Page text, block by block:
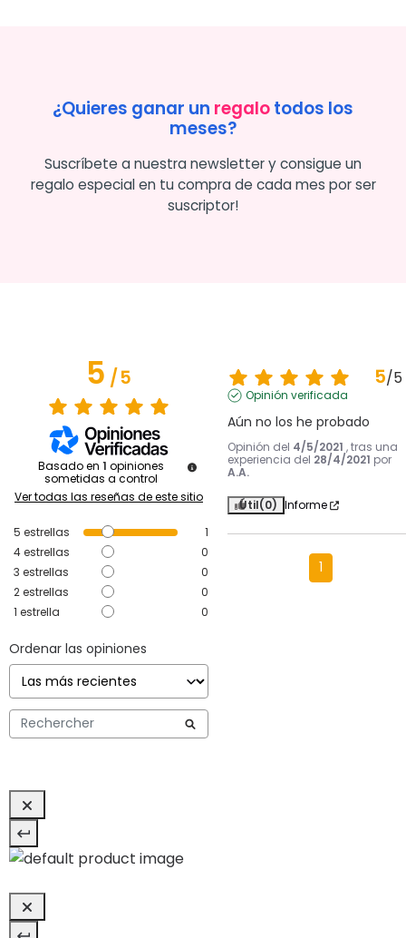
¿Quieres ganar un regalotodos los
meses?
Suscríbete a nuestra newsletter y consigue un
regalo especial en tu compra de cada mes por ser
suscriptor!
5/5
Basado en 1 opiniones
sometidas a control
Ver todas las reseñas de este sitio
5 estrellas
1
4estrellas
0
3 estrellas
0
2estrellas
0
1 estrella 0
Ordenar las opiniones
5/5
Opinión verificada
Aún no los he probado
Opinión del 4/5/2021 , tras una
experiencia del 28/4/2021 por
A.A.
Útil(0) Informe
1